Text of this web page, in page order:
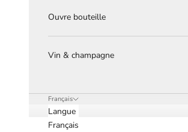
Ouvre bouteille
Vin & champagne
Français
Langue
Français